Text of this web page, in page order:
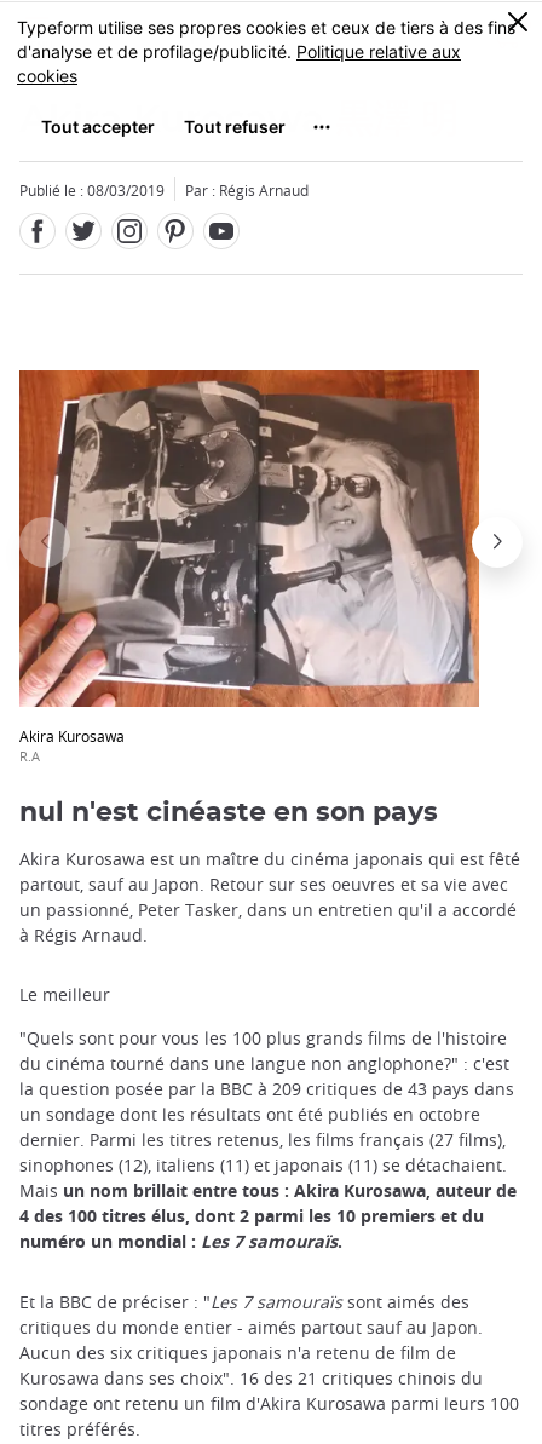
Skip
to
main
MENU
0
Akira Kurosawa
Publié le : 08/03/2019 Par : Régis Arnaud
Akira Kurosawa
R.A
Fermer
nul n'est cinéaste en son pays
Akira Kurosawa est un maître du cinéma japonais qui est fêté
partout, sauf au Japon. Retour sur ses oeuvres et sa vie avec
un passionné, Peter Tasker, dans un entretien qu'il a accordé
à Régis Arnaud.
Le meilleur
"Quels sont pour vous les 100 plus grands films de l'histoire
du cinéma tourné dans une langue non anglophone?" : c'est
la question posée par la BBC à 209 critiques de 43 pays dans
un sondage dont les résultats ont été publiés en octobre
dernier. Parmi les titres retenus, les films français (27 films),
sinophones (12), italiens (11) et japonais (11) se détachaient.
Mais un nom brillait entre tous : Akira Kurosawa, auteur de
4 des 100 titres élus, dont 2 parmi les 10 premiers et du
numéro un mondial : Les 7 samouraïs.
Et la BBC de préciser : "Les 7 samouraïssont aimés des
critiques du monde entier - aimés partout sauf au Japon.
Aucun des six critiques japonais n'a retenu de film de
Kurosawa dans ses choix". 16 des 21 critiques chinois du
sondage ont retenu un film d'Akira Kurosawa parmi leurs 100
titres préférés.